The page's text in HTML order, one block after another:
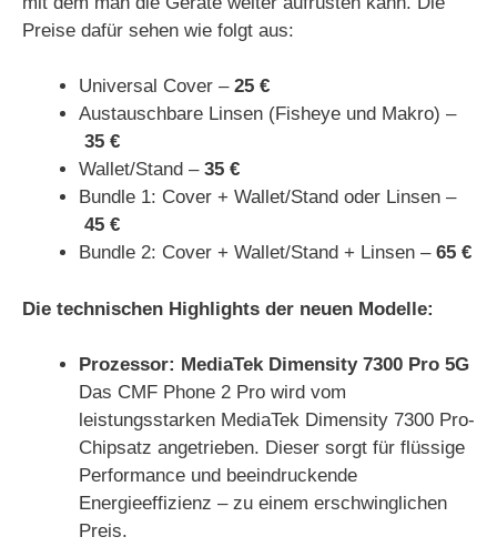
Preise dafür sehen wie folgt aus:
Universal Cover – 25 €
Austauschbare Linsen (Fisheye und Makro) –
35 €
Wallet/Stand – 35 €
Bundle 1: Cover + Wallet/Stand oder Linsen –
45 €
Bundle 2: Cover + Wallet/Stand + Linsen – 65 €
Die technischen Highlights der neuen Modelle:
Prozessor: MediaTek Dimensity 7300 Pro 5G
Das CMF Phone 2 Pro wird vom
leistungsstarken MediaTek Dimensity 7300 Pro-
Chipsatz angetrieben. Dieser sorgt für flüssige
Performance und beeindruckende
Energieeffizienz – zu einem erschwinglichen
Preis.